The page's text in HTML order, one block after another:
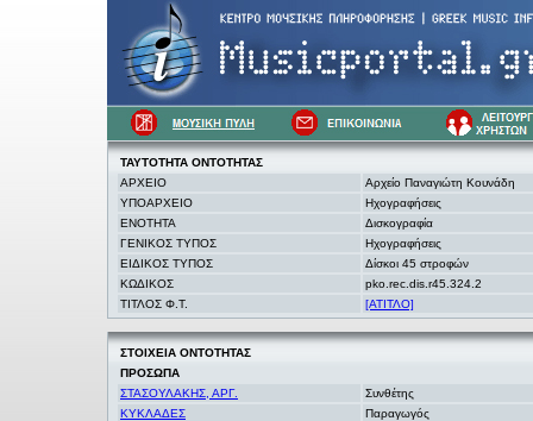
ΤΑΥΤΟΤΗΤΑ ΟΝΤΟΤΗΤΑΣ
ΑΡΧΕΙΟ
Αρχείο Παναγιώτη Κουνάδη
ΥΠΟΑΡΧΕΙΟ
Ηχογραφήσεις
ΕΝΟΤΗΤΑ
Δισκογραφία
ΓΕΝΙΚΟΣ ΤΥΠΟΣ
Ηχογραφήσεις
ΕΙΔΙΚΟΣ ΤΥΠΟΣ
Δίσκοι 45 στροφών
ΚΩΔΙΚΟΣ
pko.rec.dis.r45.324.2
ΤΙΤΛΟΣ Φ.Τ.
[ΑΤΙΤΛΟ]
ΣΤΟΙΧΕΙΑ ΟΝΤΟΤΗΤΑΣ
ΠΡΟΣΩΠΑ
ΣΤΑΣΟΥΛΑΚΗΣ, ΑΡΓ.
Συνθέτης
ΚΥΚΛΑΔΕΣ
Παραγωγός